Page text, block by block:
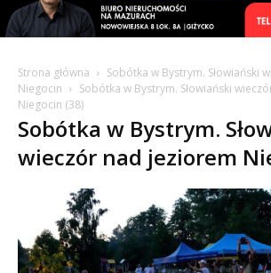
Strona główna
Sobótka w Bystrym. Słowiański
Niegocin
Sobótka w Bystrym. Słowiański
Niegocin (38)
Sobótka w Bystrym.
wieczór nad jeziorem